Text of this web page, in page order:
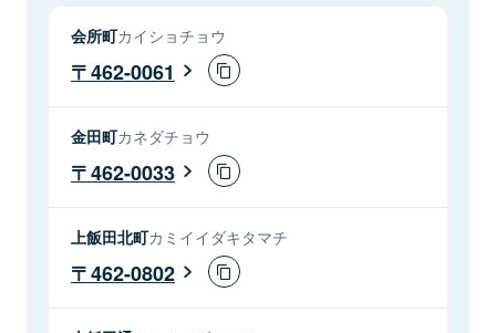
会所町カイショチョウ
462-0061
金田町カネダチョウ
462-0033
上飯田北町カミイイダキタマチ
462-0802